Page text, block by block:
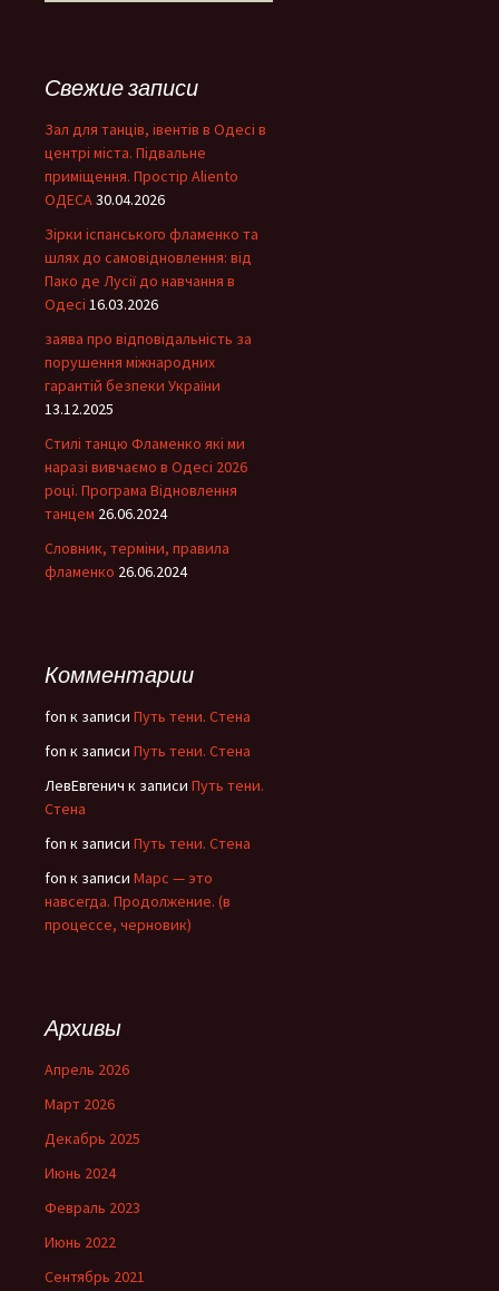
:Свежие записи
Зал для танців, івентів в Одесі в
центрі міста. Підвальне
приміщення. Простір Aliento
ОДЕСА30.04.2026
Зірки іспанського фламенко та
шлях до самовідновлення: від
Пако де Лусії до навчання в
Одесі 16.03.2026
заява про відповідальність за
порушення міжнародних
гарантій безпеки України
13.12.2025
Стилі танцю Фламенко які ми
наразі вивчаємо в Одесі 2026
році. Програма Відновлення
танцем 26.06.2024
Словник, терміни, правила
фламенко 26.06.2024
Комментарии
fon к записи Путь тени. Стена
fon к записи Путь тени. Стена
ЛевЕвгенич к записи Путь тени.
Стена
fon к записи Путь тени. Стена
fon к записи Марс — это
навсегда. Продолжение. (в
процессе, черновик)
Архивы
Апрель 2026
Март 2026
Декабрь 2025
Июнь 2024
Февраль 2023
Июнь 2022
Сентябрь 2021